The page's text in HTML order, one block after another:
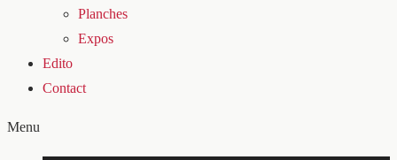
Planches
Expos
Edito
Contact
Menu